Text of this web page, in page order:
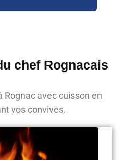
chef Rognacais
Rognac avec cuisson en
vos convives.